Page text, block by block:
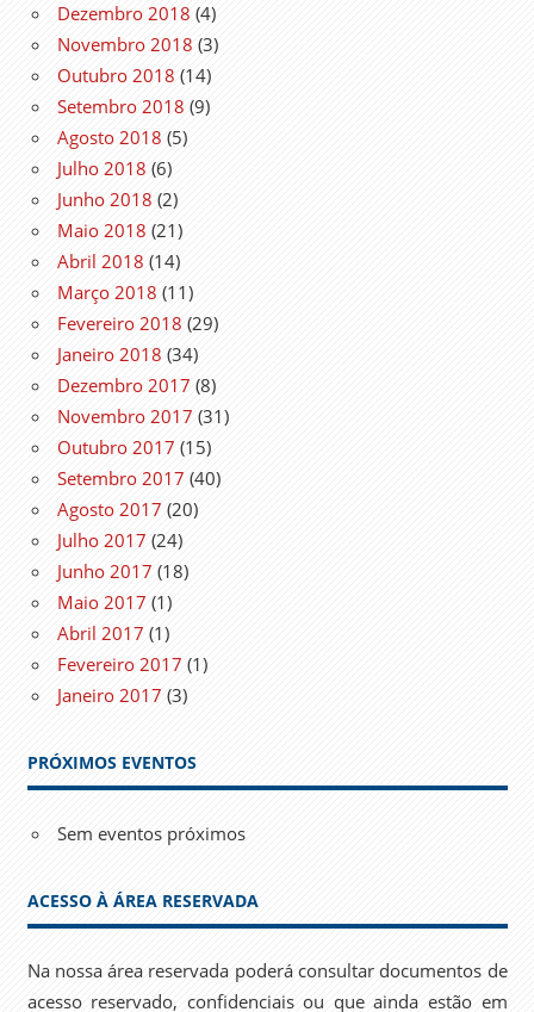
Dezembro 2018 (4)
Novembro 2018 (3)
Outubro 2018 (14)
Setembro 2018 (9)
Agosto 2018 (5)
Julho 2018 (6)
Junho 2018 (2)
Maio 2018 (21)
Abril 2018 (14)
Março 2018 (11)
Fevereiro 2018 (29)
Janeiro 2018 (34)
Dezembro 2017 (8)
Novembro 2017 (31)
Outubro 2017 (15)
Setembro 2017 (40)
Agosto 2017 (20)
Julho 2017 (24)
Junho 2017 (18)
Maio 2017 (1)
Abril 2017 (1)
Fevereiro 2017 (1)
Janeiro 2017 (3)
PRÓXIMOS EVENTOS
Sem eventos próximos
ACESSO À ÁREA RESERVADA
Na nossa área reservada poderá consultar documentos de
acesso reservado, confidenciais ou que ainda estão em